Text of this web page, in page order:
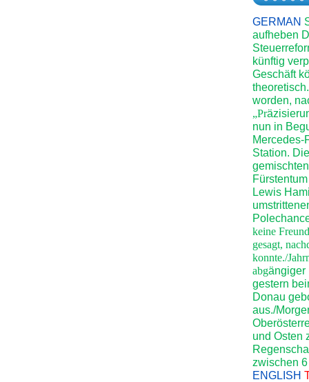
GERMAN
aufheben
künftig
Geschäft
worden,
„Pr
nun in
Mercedes-
Station.
Lewis
keine
gesagt,
konnte./
abgängiger
gestern
Donau
aus./
und Osten
zwischen
ENGLISH